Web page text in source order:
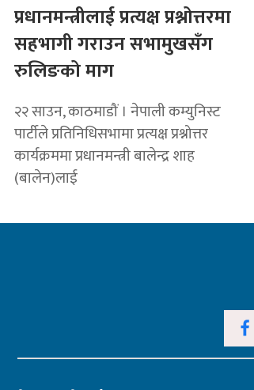
प्रधानमन्त्रीलाई प्रत्यक्ष प्रश्नोत्तरमा
सहभागी गराउन सभामुखसँग
रुलिङको माग
२२ साउन, काठमाडौं । नेपाली कम्युनिस्ट
पार्टीले प्रतिनिधिसभामा प्रत्यक्ष प्रश्नोत्तर
कार्यक्रममा प्रधानमन्त्री बालेन्द्र शाह
(बालेन)लाई